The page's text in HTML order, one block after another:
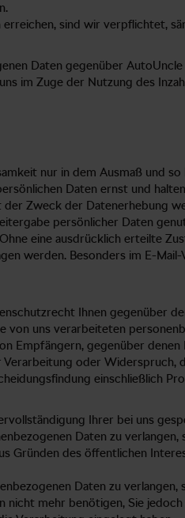
sind wir verpflichtet,
Daten gegenüber
im Zuge der Nutzung des
nur in dem Ausmaß und
Daten ernst und
Zweck der Datenerhebung
persönlicher Daten
eine ausdrücklich erteilte
werden. Besonders im E-
Ihnen gegenüber
uns verarbeiteten
Empfängern, gegenüber
oder
einschließlich
Ihrer bei uns
Daten zu
Gründen des öffentlichen
Daten zu
mehr benötigen, Sie